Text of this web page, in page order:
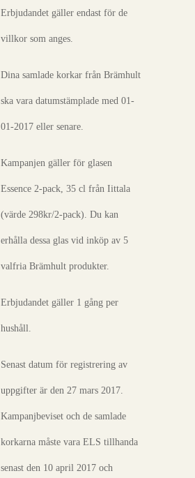
Erbjudandet gäller endast för de
villkor som anges.
Dina samlade korkar från Brämhult
ska vara datumstämplade med 01-
01-2017 eller senare.
Kampanjen gäller för glasen
Essence 2-pack, 35 cl från Iittala
(värde 298kr/2-pack). Du kan
erhålla dessa glas vid inköp av 5
valfria Brämhult produkter.
Erbjudandet gäller 1 gång per
hushåll.
Senast datum för registrering av
uppgifter är den 27 mars 2017.
Kampanjbeviset och de samlade
korkarna måste vara ELS tillhanda
senast den 10 april 2017 och